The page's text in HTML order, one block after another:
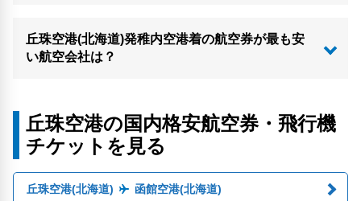
丘珠空港(北海道)発稚内空港着の航空券が最も安
い航空会社は？
丘珠空港の国内格安航空券・飛行機
チケットを見る
丘珠空港(北海道) 函館空港(北海道)